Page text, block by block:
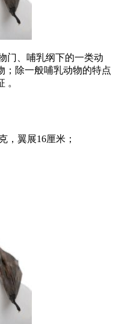
门、哺乳纲下的一类动
；除一般哺乳动物的特点
。
，翼展16厘米；